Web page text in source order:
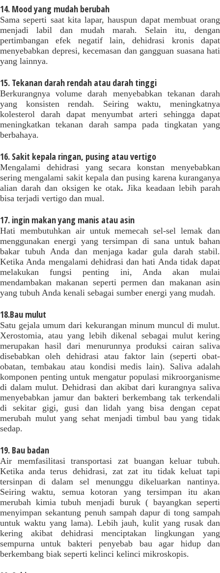
14. Mood yang mudah berubah
Sama seperti saat kita lapar, hauspun dapat membuat orang
menjadi labil dan mudah marah. Selain itu, dengan
pertimbangan efek negatif lain, dehidrasi kronis dapat
menyebabkan depresi, kecemasan dan gangguan suasana hati
yang lainnya.
15. Tekanan darah rendah atau darah tinggi
Berkurangnya volume darah menyebabkan tekanan darah
yang konsisten rendah. Seiring waktu, meningkatnya
kolesterol darah dapat menyumbat arteri sehingga dapat
meningkatkan tekanan darah sampa pada tingkatan yang
berbahaya.
16. Sakit kepala ringan, pusing atau vertigo
Mengalami dehidrasi yang secara konstan menyebabkan
sering mengalami sakit kepala dan pusing karena kuranganya
alian darah dan oksigen ke otak.Jika keadaan lebih parah
bisa terjadi vertigo dan mual.
17. ingin makan yang manis atau asin
Hati membutuhkan air untuk memecah sel-sel lemak dan
menggunakan energi yang tersimpan di sana untuk bahan
bakar tubuh Anda dan menjaga kadar gula darah stabil.
Ketika Anda mengalami dehidrasi dan hati Anda tidak dapat
melakukan fungsi penting ini, Anda akan mulai
mendambakan makanan seperti permen dan makanan asin
yang tubuh Anda kenali sebagai sumber energi yang mudah.
18.Bau mulut
Satu gejala umum dari kekurangan minum muncul di mulut.
Xerostomia, atau yang lebih dikenal sebagai mulut kering
merupakan hasil dari menurunnya produksi cairan saliva
disebabkan oleh dehidrasi atau faktor lain (seperti obat-
obatan, tembakau atau kondisi medis lain). Saliva adalah
komponen penting untuk mengatur populasi mikroorganisme
di dalam mulut. Dehidrasi dan akibat dari kurangnya saliva
menyebabkan jamur dan bakteri berkembang tak terkendali
di sekitar gigi, gusi dan lidah yang bisa dengan cepat
merubah mulut yang sehat menjadi timbul bau yang tidak
sedap.
19. Bau badan
Air memfasilitasi transportasi zat buangan keluar tubuh.
Ketika anda terus dehidrasi, zat zat itu tidak keluat tapi
tersinpan di dalam sel menunggu dikeluarkan nantinya.
Seiring waktu, semua kotoran yang tersimpan itu akan
merubah kimia tubuh menjadi buruk ( bayangkan seperti
menyimpan sekantung penuh sampah dapur di tong sampah
untuk waktu yang lama). Lebih jauh, kulit yang rusak dan
kering akibat dehidrasi menciptakan lingkungan yang
sempurna untuk bakteri penyebab bau agar hidup dan
berkembang biak seperti kelinci kelinci mikroskopis.